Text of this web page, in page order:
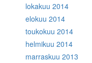
lokakuu 2014
elokuu 2014
toukokuu 2014
helmikuu 2014
marraskuu 2013